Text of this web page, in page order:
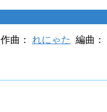
作曲： れにゃた 編曲：